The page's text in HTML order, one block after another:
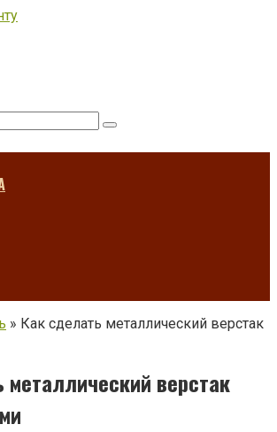
» Как сделать металлический верстак
верстак